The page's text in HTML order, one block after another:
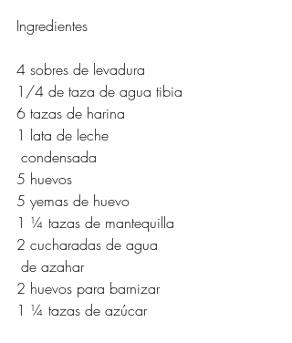
Ingredientes
4 sobres de levadura
1/4 de taza de agua tibia
6 tazas de harina
1 lata de leche
condensada
5 huevos
5 yemas de huevo
1 ¼ tazas de mantequilla
2 cucharadas de agua
de azahar
2 huevos para barnizar
1 ¼ tazas de azúcar